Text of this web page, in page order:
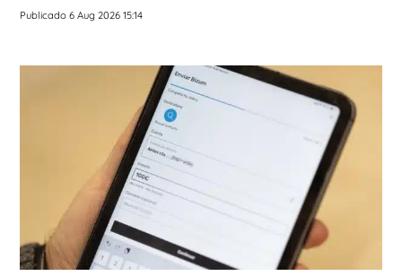
Publicado 6 Aug 2026 15:14